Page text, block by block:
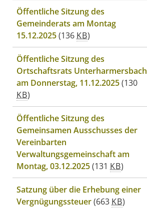
Öffentliche Sitzung des
Gemeinderats am Montag
15.12.2025(136KB)
Öffentliche Sitzung des
Ortschaftsrats Unterharmersbach
am Donnerstag, 11.12.2025(130
KB)
Öffentliche Sitzung des
Gemeinsamen Ausschusses der
Vereinbarten
Verwaltungsgemeinschaft am
Montag, 03.12.2025(131 KB)
Satzung über die Erhebung einer
Vergnügungssteuer(663KB)